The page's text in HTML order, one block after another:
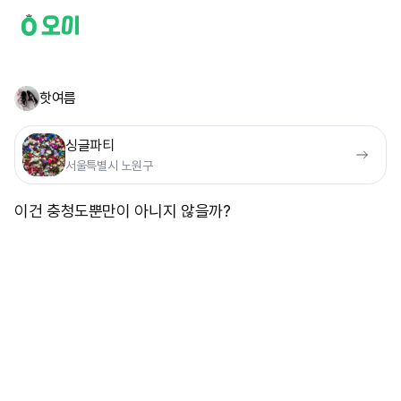
핫여름
싱글파티
서울특별시 노원구
이건 충청도뿐만이 아니지 않을까?